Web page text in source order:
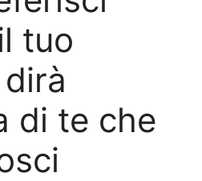
tuo
di te che